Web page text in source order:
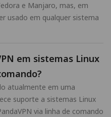
e Manjaro, mas, em
usado em qualquer sistema
em sistemas Linux
atualmente em uma
suporte a sistemas Linux
via linha de comando